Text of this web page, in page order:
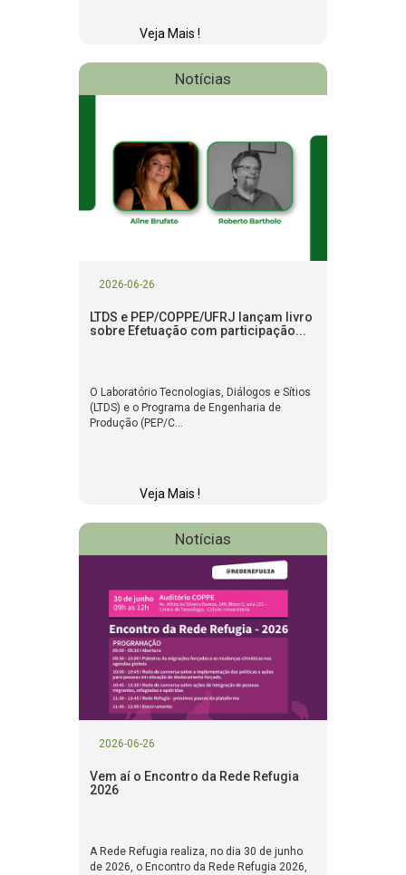
Veja Mais !
Notícias
2026-06-26
LTDS e PEP/COPPE/UFRJ lançam livro
sobre Efetuação com participação...
O Laboratório Tecnologias, Diálogos e Sítios
(LTDS) e o Programa de Engenharia de
Produção (PEP/C...
Veja Mais !
Notícias
2026-06-26
Vem aí o Encontro da Rede Refugia
2026
A Rede Refugia realiza, no dia 30 de junho
de 2026, o Encontro da Rede Refugia 2026,